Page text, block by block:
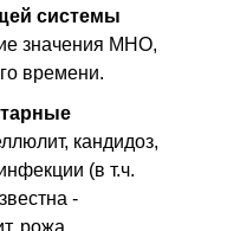
системы
значения MHO,
времени.
кандидоз,
(в т.ч.
-
рожа.